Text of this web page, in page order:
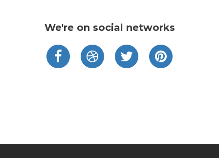
We're on social networks